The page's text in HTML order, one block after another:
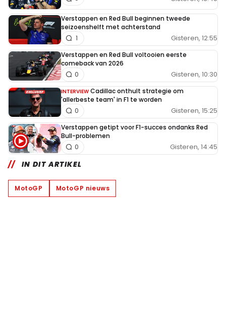
Verstappen en Red Bull beginnen tweede
seizoenshelft met achterstand
Gisteren, 12:55
1
Verstappen en Red Bull voltooien eerste
comeback van 2026
Gisteren, 10:30
0
INTERVIEW Cadillac onthult strategie om
'allerbeste team' in F1 te worden
Gisteren, 15:25
0
Verstappen getipt voor F1-succes ondanks Red
Bull-problemen
Gisteren, 14:45
0
IN DIT ARTIKEL
MotoGP MotoGP nieuws